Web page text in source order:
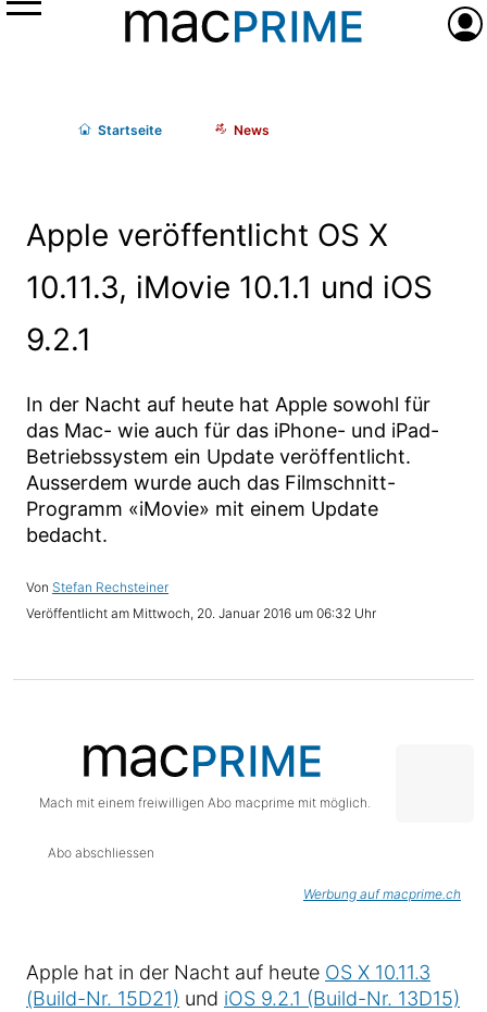
Menü
Startseite News
Apple veröffentlicht OS X
10.11.3, iMovie 10.1.1 und iOS
9.2.1
In der Nacht auf heute hat Apple sowohl für
das Mac- wie auch für das iPhone- und iPad-
Betriebssystem ein Update veröffentlicht.
Ausserdem wurde auch das Filmschnitt-
Programm «iMovie» mit einem Update
bedacht.
Stefan Rechsteiner
Mittwoch, 20. Januar 2016 um 06:32 Uhr
Mach mit einem freiwilligen Abo macprime mit möglich.
Abo abschliessen
Werbung auf macprime.ch
Apple hat in der Nacht auf heute OS X 10.11.3
(Build-Nr. 15D21) und iOS 9.2.1 (Build-Nr. 13D15)